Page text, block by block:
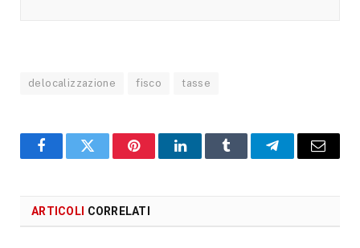
delocalizzazione fisco tasse
Facebook
X PinterestLinkedInTumblr TelegramEmail
ARTICOLI CORRELATI